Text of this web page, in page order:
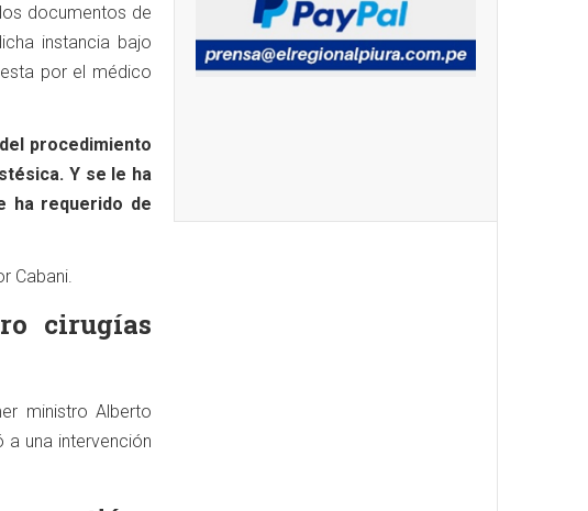
documentos de
instancia bajo
por el médico
procedimiento
Y se le ha
ha requerido de
Cabani.
cirugías
ministro Alberto
una intervención